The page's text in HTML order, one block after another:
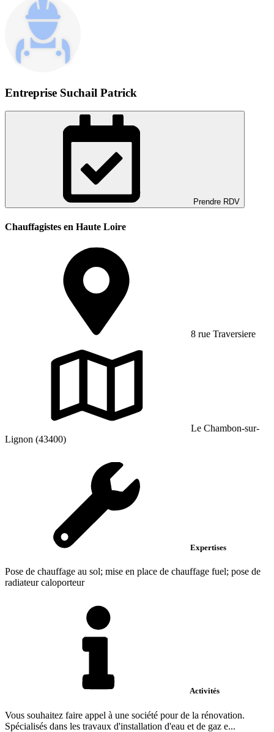
Entreprise Suchail Patrick
Prendre RDV
Chauffagistes en Haute Loire
8 rue Traversiere
Le Chambon-sur-
Lignon (43400)
Expertises
Pose de chauffage au sol; mise en place de chauffage fuel; pose de
radiateur caloporteur
Activités
Vous souhaitez faire appel à une société pour de la rénovation.
Spécialisés dans les travaux d'installation d'eau et de gaz e...